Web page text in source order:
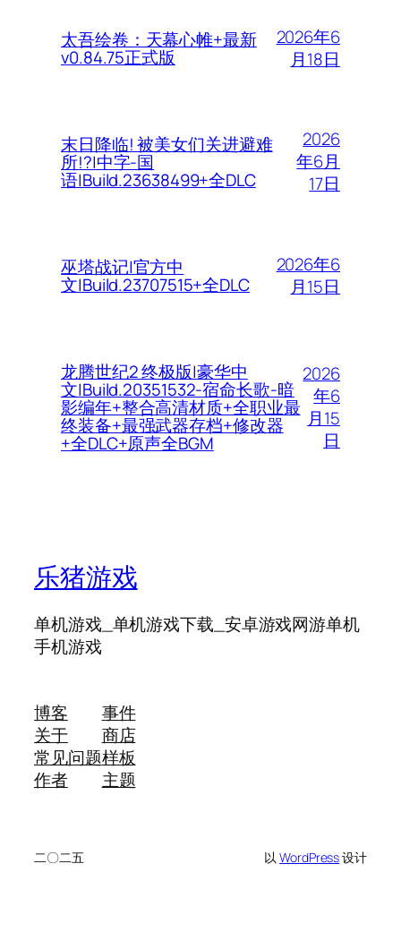
太吾绘卷：天幕心帷+最新
v0.84.75正式版
2026年6
月18日
末日降临! 被美女们关进避难
所!?|中字-国
语|Build.23638499+全DLC
2026
年6月
17日
巫塔战记|官方中
文|Build.23707515+全DLC
2026年6
月15日
龙腾世纪2 终极版|豪华中
文|Build.20351532-宿命长歌-暗
影编年+整合高清材质+全职业最
终装备+最强武器存档+修改器
+全DLC+原声全BGM
2026
年6
月15
日
乐猪游戏
单机游戏_单机游戏下载_安卓游戏网游单机
手机游戏
博客
关于
常见问题
作者
事件
商店
样板
主题
二〇二五 以WordPress设计